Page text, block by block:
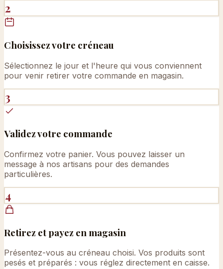
2
Choisissez votre créneau
Sélectionnez le jour et l'heure qui vous conviennent
pour venir retirer votre commande en magasin.
3
Validez votre commande
Confirmez votre panier. Vous pouvez laisser un
message à nos artisans pour des demandes
particulières.
4
Retirez et payez en magasin
Présentez-vous au créneau choisi. Vos produits sont
pesés et préparés : vous réglez directement en caisse.